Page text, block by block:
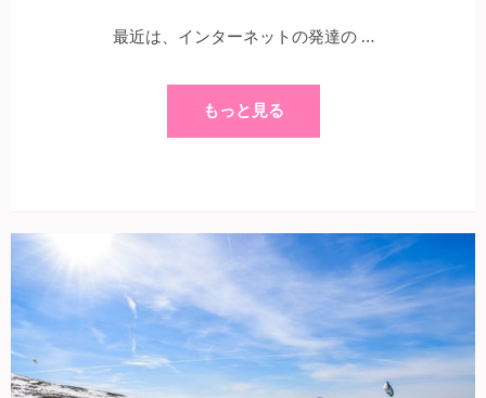
最近は、インターネットの発達の …
もっと見る